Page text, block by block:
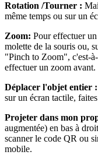
Rotation /Tourner :
même temps ou sur un
Zoom: Pour effectuer
molette de la souris ou,
"Pinch to Zoom", c'est-
effectuer un zoom avant.
Déplacer l'objet entier :
sur un écran tactile,
Projeter dans mon
augmentée) en bas à
scanner le code QR ou
mobile.